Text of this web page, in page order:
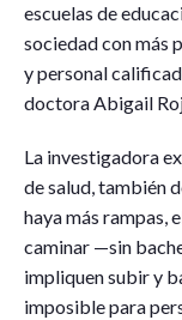
escuelas de
sociedad con más
y personal
doctora Abigail
La investigadora
de salud, también
haya más rampas,
caminar —sin
impliquen subir y
imposible para